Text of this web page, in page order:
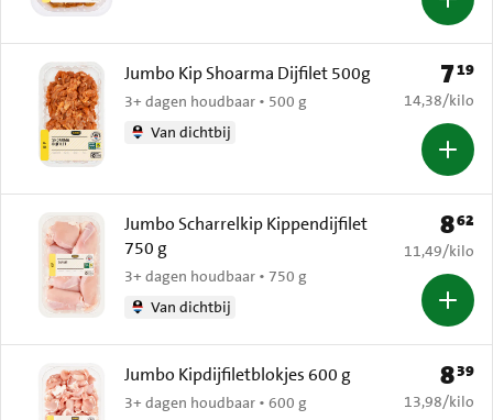
Jumbo Kip Shoarma Dijfilet 500g
3+ dagen houdbaar • 500 g
Van dichtbij
Prijs:
719
€ 14,38 per
14,38/kilo
Jumbo Scharrelkip Kippendijfilet
750 g
3+ dagen houdbaar • 750 g
Van dichtbij
Prijs:
862
€ 11,49 per
11,49/kilo
Jumbo Kipdijfiletblokjes 600 g
3+ dagen houdbaar • 600 g
Prijs:
839
€ 13,98 per
13,98/kilo